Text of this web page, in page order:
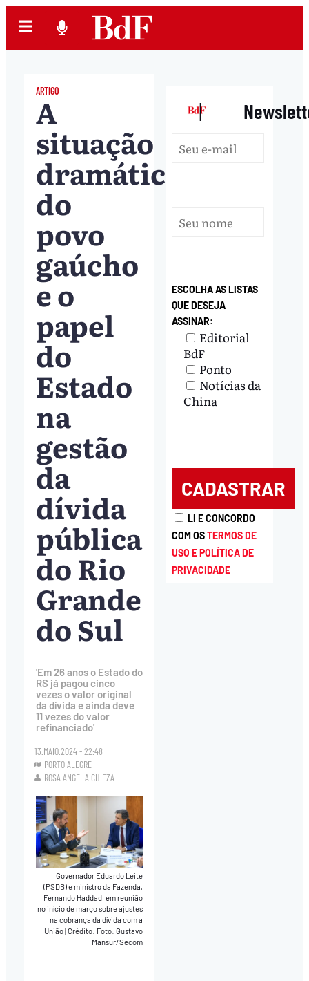
ARTIGO
A
situação
dramática
do
povo
gaúcho
e o
papel
do
Estado
na
gestão
da
dívida
pública
do Rio
Grande
do Sul
'Em 26 anos o Estado do
RS já pagou cinco
vezes o valor original
da dívida e ainda deve
11 vezes do valor
refinanciado'
13.MAIO.2024 - 22:48
PORTO ALEGRE
ROSA ANGELA CHIEZA
Governador Eduardo Leite
(PSDB) e ministro da Fazenda,
Fernando Haddad, em reunião
no início de março sobre ajustes
na cobrança da dívida com a
União|Crédito: Foto: Gustavo
Mansur/Secom
|
ESCOLHA AS LISTAS
QUE DESEJA
ASSINAR:
Editorial
BdF
Ponto
Notícias da
China
LI E CONCORDO
COM OSTERMOS DE
USO E POLÍTICA DE
PRIVACIDADE